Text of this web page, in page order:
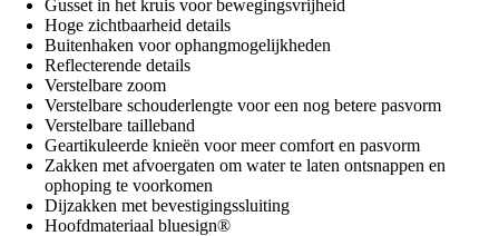
Gusset in het kruis voor bewegingsvrijheid
Hoge zichtbaarheid details
Buitenhaken voor ophangmogelijkheden
Reflecterende details
Verstelbare zoom
Verstelbare schouderlengte voor een nog betere pasvorm
Verstelbare tailleband
Geartikuleerde knieën voor meer comfort en pasvorm
Zakken met afvoergaten om water te laten ontsnappen en
ophoping te voorkomen
Dijzakken met bevestigingssluiting
Hoofdmateriaal bluesign®